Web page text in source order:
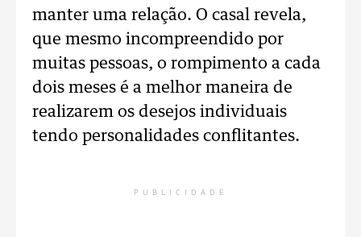
manter uma relação. O casal revela,
que mesmo incompreendido por
muitas pessoas, o rompimento a cada
dois meses é a melhor maneira de
realizarem os desejos individuais
tendo personalidades conflitantes.
PUBLICIDADE